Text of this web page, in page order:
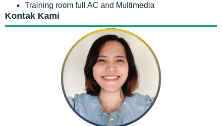
Training room full AC and Multimedia
Kontak Kami